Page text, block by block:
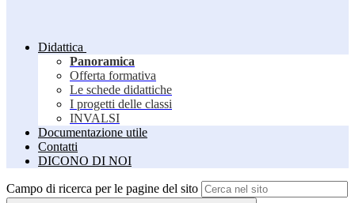
Didattica
Panoramica
Offerta formativa
Le schede didattiche
I progetti delle classi
INVALSI
Documentazione utile
Contatti
DICONO DI NOI
Campo di ricerca per le pagine del sito